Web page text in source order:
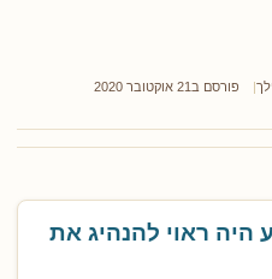
פורסם ב21 אוקטובר 2020
היה ראוי להנהיג את